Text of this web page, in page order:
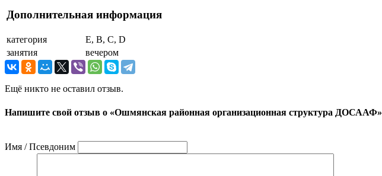
Дополнительная информация
категория
E, B, C, D
занятия
вечером
Ещё никто не оставил отзыв.
Напишите свой отзыв о «Ошмянская районная организационная структура ДОСААФ»
Имя / Псевдоним